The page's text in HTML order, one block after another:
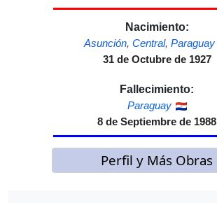
Nacimiento:
Asunción, Central, Paraguay
31 de Octubre de 1927
Fallecimiento:
Paraguay
8 de Septiembre de 1988
Perfil y Más Obras